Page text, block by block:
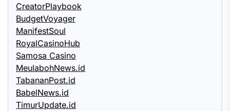
CreatorPlaybook
BudgetVoyager
ManifestSoul
RoyalCasinoHub
Samosa Casino
MeulabohNews.id
TabananPost.id
BabelNews.id
TimurUpdate.id